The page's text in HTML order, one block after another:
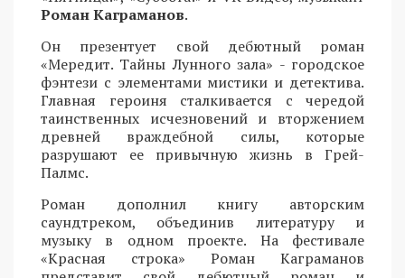
Роман Каграманов.
Он презентует свой дебютный роман
«Мередит. Тайны Лунного зала» - городское
фэнтези с элементами мистики и детектива.
Главная героиня сталкивается с чередой
таинственных исчезновений и вторжением
древней враждебной силы, которые
разрушают ее привычную жизнь в Грей-
Палмс.
Роман дополнил книгу авторским
саундтреком, объединив литературу и
музыку в одном проекте. На фестивале
«Красная строка» Роман Каграманов